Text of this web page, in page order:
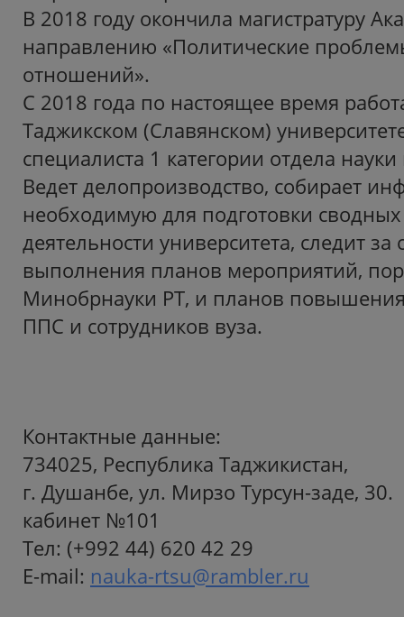
В 2018 году окончила магистратуру
направлению «Политические
отношений».
С 2018 года по настоящее время
Таджикском (Славянском)
специалиста 1 категории отдела
Ведет делопроизводство, собирает
необходимую для подготовки
деятельности университета, следит за
выполнения планов мероприятий,
Минобрнауки РТ, и планов
ППС и сотрудников вуза.
Контактные данные:
734025, Республика Таджикистан,
г. Душанбе, ул. Мирзо Турсун-заде, 30.
кабинет №101
Тел: (+992 44) 620 42 29
E-mail: nauka-rtsu@rambler.ru